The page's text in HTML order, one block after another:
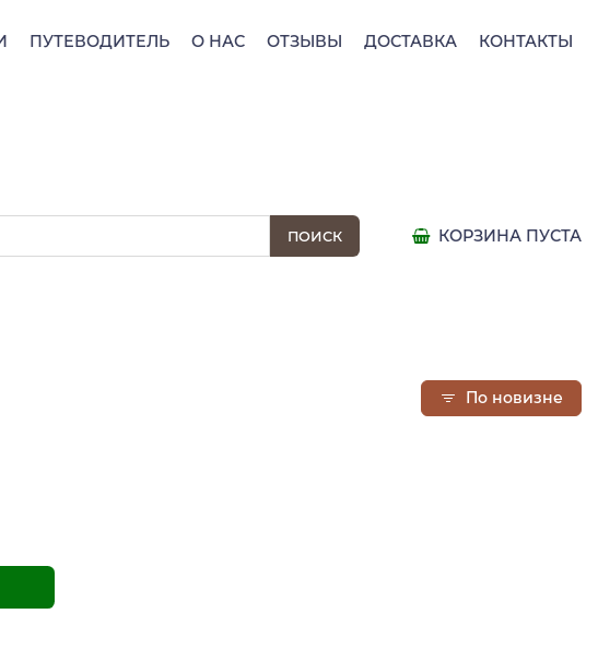
ПУТЕВОДИТЕЛЬ О НАС ОТЗЫВЫ ДОСТАВКА КОНТАКТЫ
КОРЗИНА ПУСТА
По новизне